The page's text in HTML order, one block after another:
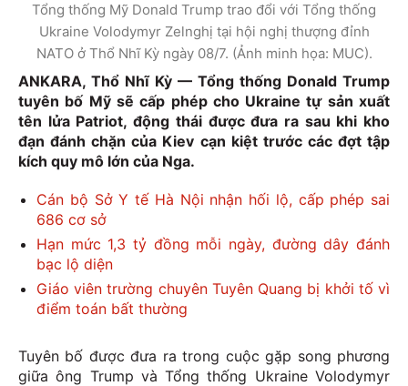
Tổng thống Mỹ Donald Trump trao đổi với Tổng thống
Ukraine Volodymyr Zelnghị tại hội nghị thượng đỉnh
NATO ở Thổ Nhĩ Kỳ ngày 08/7. (Ảnh minh họa: MUC).
ANKARA, Thổ Nhĩ Kỳ — Tổng thống Donald Trump
tuyên bố Mỹ sẽ cấp phép cho Ukraine tự sản xuất
tên lửa Patriot, động thái được đưa ra sau khi kho
đạn đánh chặn của Kiev cạn kiệt trước các đợt tập
kích quy mô lớn của Nga.
Cán bộ Sở Y tế Hà Nội nhận hối lộ, cấp phép sai
686 cơ sở
Hạn mức 1,3 tỷ đồng mỗi ngày, đường dây đánh
bạc lộ diện
Giáo viên trường chuyên Tuyên Quang bị khởi tố vì
điểm toán bất thường
Tuyên bố được đưa ra trong cuộc gặp song phương
giữa ông Trump và Tổng thống Ukraine Volodymyr